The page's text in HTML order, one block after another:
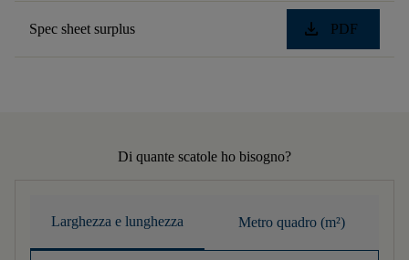
Spec sheet surplus download PDF
Di quante scatole ho bisogno?
Larghezza e lunghezza Metro quadro (m²)